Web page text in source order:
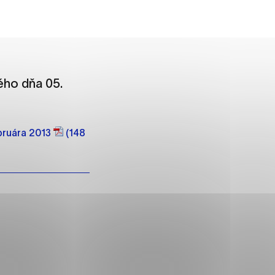
dňa 05.
2013
(148
webovej
stránku používajú,